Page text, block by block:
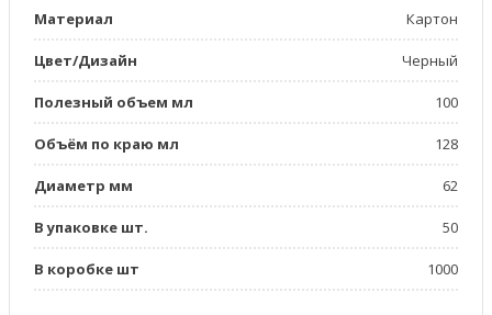
Материал Картон
Цвет/Дизайн Черный
Полезный объем мл 100
Объём по краю мл 128
Диаметр мм 62
В упаковке шт. 50
В коробке шт 1000